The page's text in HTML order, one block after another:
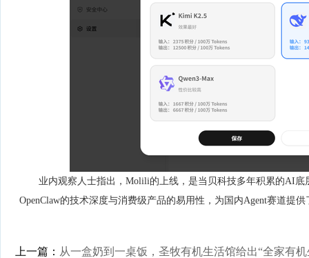
业内观察人士指出，Molili的上线，是当贝科技多年积累的AI
OpenClaw的技术深度与消费级产品的易用性，为国内Agent赛道提
上一篇： 从一盒奶到一桌饭，圣牧有机生活馆给出“全家有